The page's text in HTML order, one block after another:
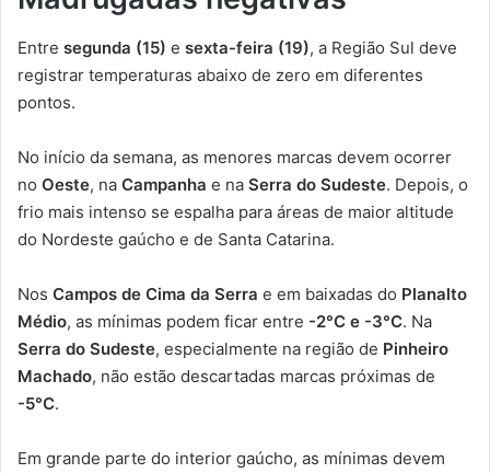
Entre segunda (15) e sexta-feira (19), a Região Sul deve
registrar temperaturas abaixo de zero em diferentes
pontos.
No início da semana, as menores marcas devem ocorrer
no Oeste, na Campanha e na Serra do Sudeste. Depois, o
frio mais intenso se espalha para áreas de maior altitude
do Nordeste gaúcho e de Santa Catarina.
Nos Campos de Cima da Serra e em baixadas do Planalto
Médio, as mínimas podem ficar entre -2°C e -3°C. Na
Serra do Sudeste, especialmente na região de Pinheiro
Machado, não estão descartadas marcas próximas de
-5°C.
Em grande parte do interior gaúcho, as mínimas devem